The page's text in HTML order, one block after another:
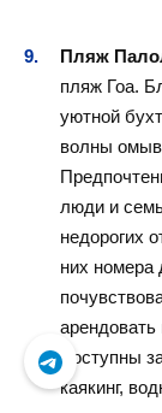
Пляж
пляж Гоа.
уютной
волны
люди и
недорогих
них номера
Доступны
каякинг,